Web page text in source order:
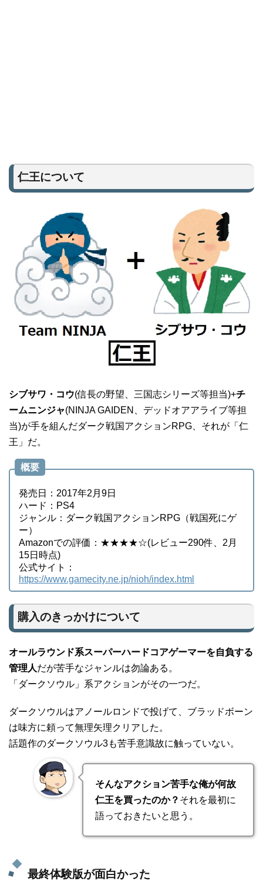
仁王について
シブサワ・コウ(信長の野望、三国志シリーズ等担当)+チ
ームニンジャ(NINJA GAIDEN、デッドオアアライブ等担
当)が手を組んだダーク戦国アクションRPG、それが「仁
王」だ。
概要
発売日：2017年2月9日
ハード：PS4
ジャンル：ダーク戦国アクションRPG（戦国死にゲ
ー）
Amazonでの評価：★★★★☆(レビュー290件、2月
15日時点)
公式サイト：
https://www.gamecity.ne.jp/nioh/index.html
購入のきっかけについて
オールラウンド系スーパーハードコアゲーマーを自負する
管理人だが苦手なジャンルは勿論ある。
「ダークソウル」系アクションがその一つだ。
ダークソウルはアノールロンドで投げて、ブラッドボーン
は味方に頼って無理矢理クリアした。
話題作のダークソウル3も苦手意識故に触っていない。
そんなアクション苦手な俺が何故
仁王を買ったのか？ それを最初に
語っておきたいと思う。
最終体験版が面白かった